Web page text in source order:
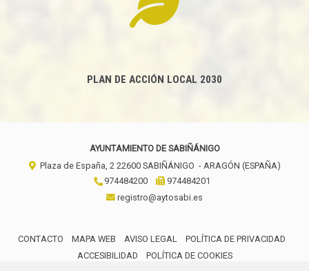
PLAN DE ACCIÓN LOCAL 2030
AYUNTAMIENTO DE SABIÑÁNIGO
Plaza de España, 2 22600 SABIÑÁNIGO - ARAGÓN (ESPAÑA)
974484200
974484201
registro@aytosabi.es
CONTACTO MAPA WEB AVISO LEGAL
POLÍTICA DE PRIVACIDAD
ACCESIBILIDAD
POLÍTICA DE COOKIES